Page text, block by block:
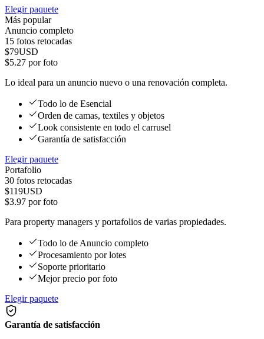
Elegir paquete
Más popular
Anuncio completo
15 fotos retocadas
$79USD
$5.27 por foto
Lo ideal para un anuncio nuevo o una renovación completa.
Todo lo de Esencial
Orden de camas, textiles y objetos
Look consistente en todo el carrusel
Garantía de satisfacción
Elegir paquete
Portafolio
30 fotos retocadas
$119USD
$3.97 por foto
Para property managers y portafolios de varias propiedades.
Todo lo de Anuncio completo
Procesamiento por lotes
Soporte prioritario
Mejor precio por foto
Elegir paquete
Garantía de satisfacción